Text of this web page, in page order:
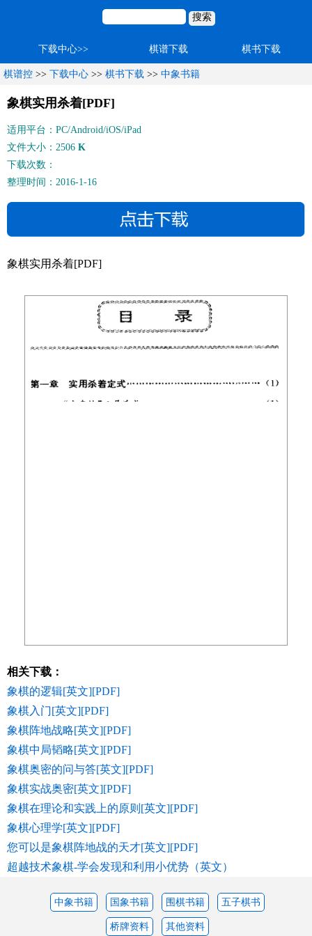
下载中心>> 棋谱下载 棋书下载
棋谱控 >> 下载中心 >> 棋书下载 >> 中象书籍
象棋实用杀着[PDF]
适用平台：PC/Android/iOS/iPad
文件大小：2506 K
下载次数：
整理时间：2016-1-16
象棋实用杀着[PDF]
相关下载：
象棋的逻辑[英文][PDF]
象棋入门[英文][PDF]
象棋阵地战略[英文][PDF]
象棋中局韬略[英文][PDF]
象棋奥密的问与答[英文][PDF]
象棋实战奥密[英文][PDF]
象棋在理论和实践上的原则[英文][PDF]
象棋心理学[英文][PDF]
您可以是象棋阵地战的天才[英文][PDF]
超越技术象棋-学会发现和利用小优势（英文）
中象书籍 国象书籍 围棋书籍 五子棋书
桥牌资料 其他资料